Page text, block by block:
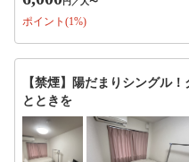
ポイント(1%)
【禁煙】陽だまりシングル
とときを